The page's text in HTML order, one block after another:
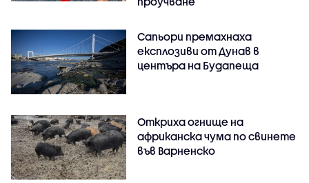
Сапьори премахнаха
експлозиви от Дунав в
центъра на Будапеща
Откриха огнище на
африканска чума по свинете
във Варненско